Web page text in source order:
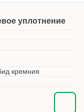
уплотнение
кремния